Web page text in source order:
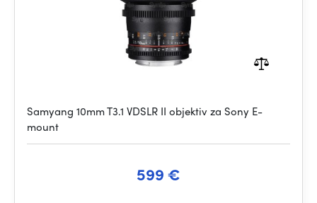
Samyang 10mm T3.1 VDSLR II objektiv za Sony E-
mount
599 €